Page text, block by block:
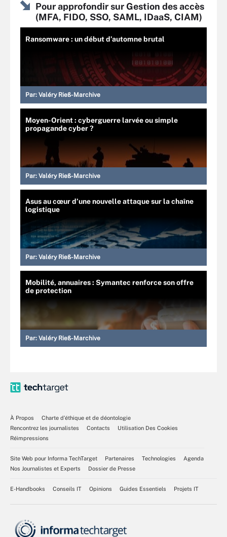
Pour approfondir sur Gestion des accès
(MFA, FIDO, SSO, SAML, IDaaS, CIAM)
Ransomware : un début d’automne brutal
Par: Valéry Rieß-Marchive
Moyen-Orient : cyberguerre larvée ou simple
propagande cyber ?
Par: Valéry Rieß-Marchive
Asus au cœur d’une nouvelle attaque sur la chaîne
logistique
Par: Valéry Rieß-Marchive
Mobilité, annuaires : Symantec renforce son offre
de protection
Par: Valéry Rieß-Marchive
À Propos
Charte d’éthique et de déontologie
Rencontrez les journalistes
Contacts
Utilisation Des Cookies
Réimpressions
Site Web pour Informa TechTarget Partenaires Technologies
Agenda
Nos Journalistes et Experts
Dossier de Presse
E-Handbooks Conseils IT Opinions Guides Essentiels Projets IT